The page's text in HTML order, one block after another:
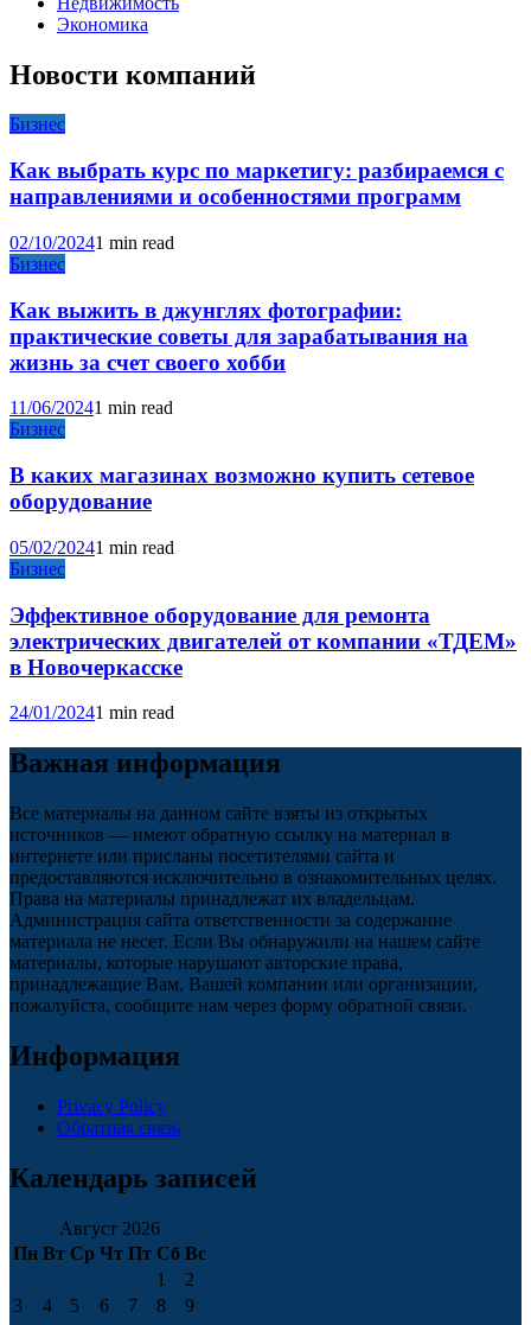
Экономика
Новости компаний
Бизнес
Как выбрать курс по маркетигу: разбираемся с
направлениями и особенностями программ
02/10/20241 min read
Бизнес
Как выжить в джунглях фотографии:
практические советы для зарабатывания на
жизнь за счет своего хобби
11/06/20241 min read
Бизнес
В каких магазинах возможно купить сетевое
оборудование
05/02/20241 min read
Бизнес
Эффективное оборудование для ремонта
электрических двигателей от компании «ТДЕМ»
в Новочеркасске
24/01/20241 min read
Важная информация
Все материалы на данном сайте взяты из открытых
источников — имеют обратную ссылку на материал в
интернете или присланы посетителями сайта и
предоставляются исключительно в ознакомительных целях.
Права на материалы принадлежат их владельцам.
Администрация сайта ответственности за содержание
материала не несет. Если Вы обнаружили на нашем сайте
материалы, которые нарушают авторские права,
принадлежащие Вам, Вашей компании или организации,
пожалуйста, сообщите нам через форму обратной связи.
Информация
Privacy Policy
Обратная связь
Календарь записей
Август 2026
Пн Вт Ср Чт Пт Сб Вс
1
2
3
4 5 6 7 8
9